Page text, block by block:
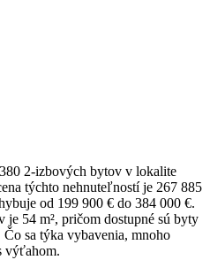
2-izbových bytov v lokalite
týchto nehnuteľností je 267 885
od 199 900 € do 384 000 €.
je 54 m², pričom dostupné sú byty
sa týka vybavenia, mnoho
výťahom.